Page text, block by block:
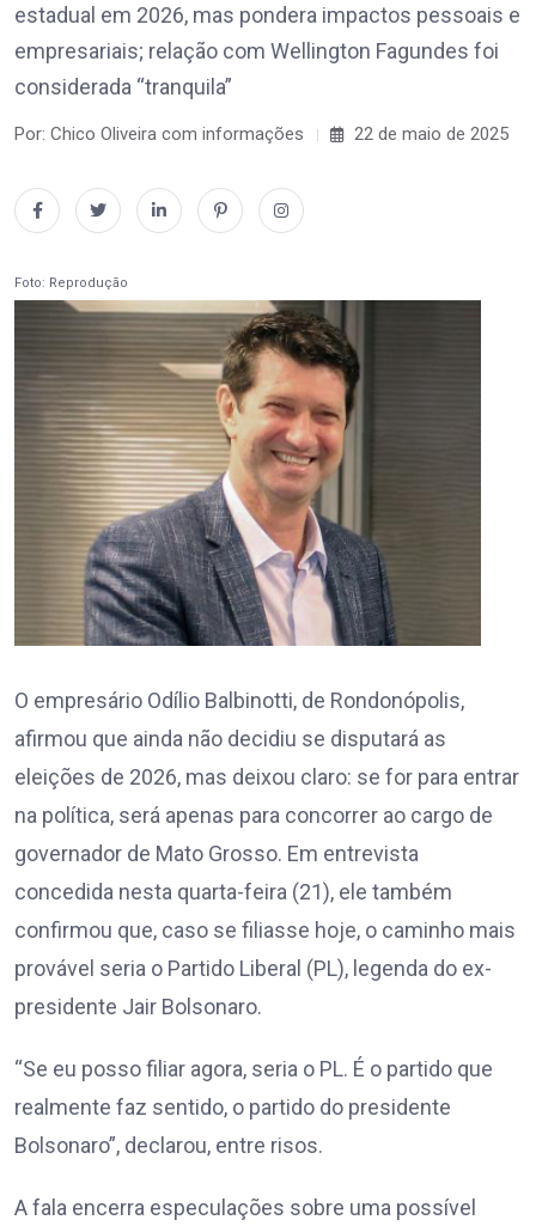
estadual em 2026, mas pondera impactos pessoais e
empresariais; relação com Wellington Fagundes foi
considerada “tranquila”
Por: Chico Oliveira com informações 22 de maio de 2025
Foto: Reprodução
O empresário Odílio Balbinotti, de Rondonópolis,
afirmou que ainda não decidiu se disputará as
eleições de 2026, mas deixou claro: se for para entrar
na política, será apenas para concorrer ao cargo de
governador de Mato Grosso. Em entrevista
concedida nesta quarta-feira (21), ele também
confirmou que, caso se filiasse hoje, o caminho mais
provável seria o Partido Liberal (PL), legenda do ex-
presidente Jair Bolsonaro.
“Se eu posso filiar agora, seria o PL. É o partido que
realmente faz sentido, o partido do presidente
Bolsonaro”, declarou, entre risos.
A fala encerra especulações sobre uma possível